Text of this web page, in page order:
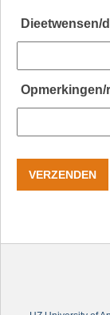
Dieetwensen/
Opmerkingen/